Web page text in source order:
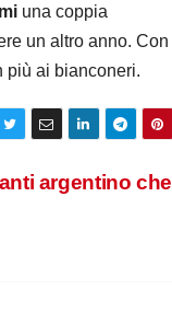
una coppia
un altro anno. Con
più ai bianconeri.
argentino che